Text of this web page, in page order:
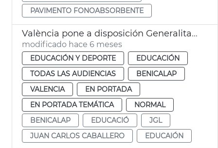
PAVIMENTO FONOABSORBENTE
València pone a disposición Generalitat solar para centro educación especial
modificado hace 6 meses
EDUCACIÓN Y DEPORTE
EDUCACIÓN
TODAS LAS AUDIENCIAS
BENICALAP
VALENCIA
EN PORTADA
EN PORTADA TEMÁTICA
NORMAL
BENICALAP
EDUCACIÓ
JGL
JUAN CARLOS CABALLERO
EDUCAIÓN